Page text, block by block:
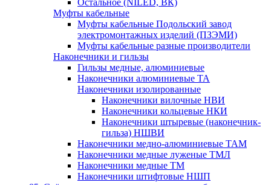
Муфты кабельные
Муфты кабельные Подольский завод
электромонтажных изделий (ПЗЭМИ)
Муфты кабельные разные производители
Наконечники и гильзы
Гильзы медные, алюминиевые
Наконечники алюминиевые ТА
Наконечники изолированные
Наконечники вилочные НВИ
Наконечники кольцевые НКИ
Наконечники штыревые (наконечник-
гильза) НШВИ
Наконечники медно-алюминиевые ТАМ
Наконечники медные луженые ТМЛ
Наконечники медные ТМ
Наконечники штифтовые НШП